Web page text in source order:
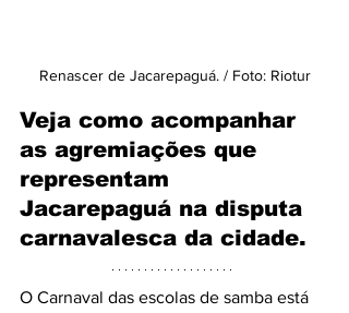
Renascer de Jacarepaguá. / Foto: Riotur
Veja como acompanhar
as agremiações que
representam
Jacarepaguá na disputa
carnavalesca da cidade.
O Carnaval das escolas de samba está